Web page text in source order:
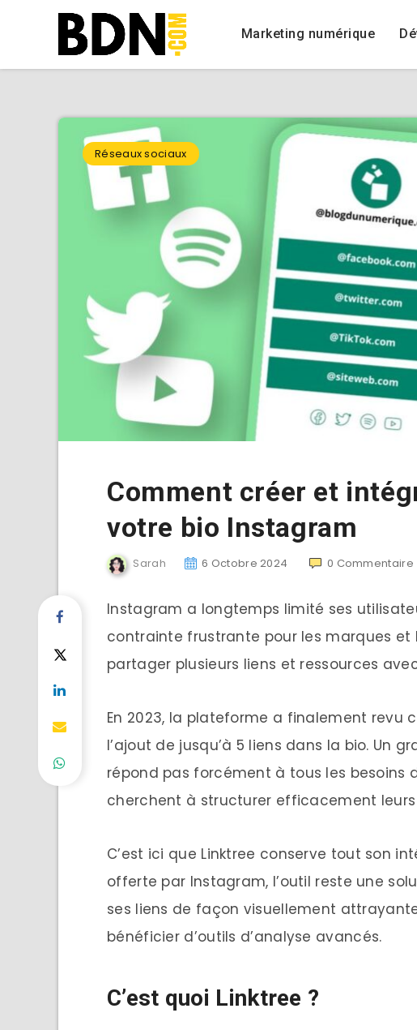
Marketing numérique
Réseaux sociaux
Comment créer et
votre bio Instagram
Sarah 6 Octobre 2024 0 Commentaire
Instagram a longtemps limité ses
contrainte frustrante pour les marques
partager plusieurs liens et ressources
En 2023, la plateforme a finalement
l’ajout de jusqu’à 5 liens dans la bio. Un
répond pas forcément à tous les besoins
cherchent à structurer efficacement
C’est ici que Linktree conserve tout son
offerte par Instagram, l’outil reste une
ses liens de façon visuellement
bénéficier d’outils d’analyse avancés.
C’est quoi Linktree ?